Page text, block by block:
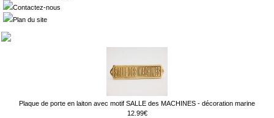
Contactez-nous
Plan du site
Plaque de porte en laiton avec motif SALLE des MACHINES - décoration marine
12.99€